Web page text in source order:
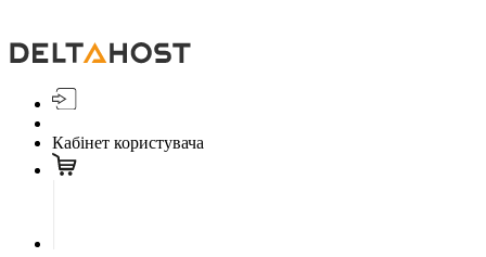
Кабінет користувача